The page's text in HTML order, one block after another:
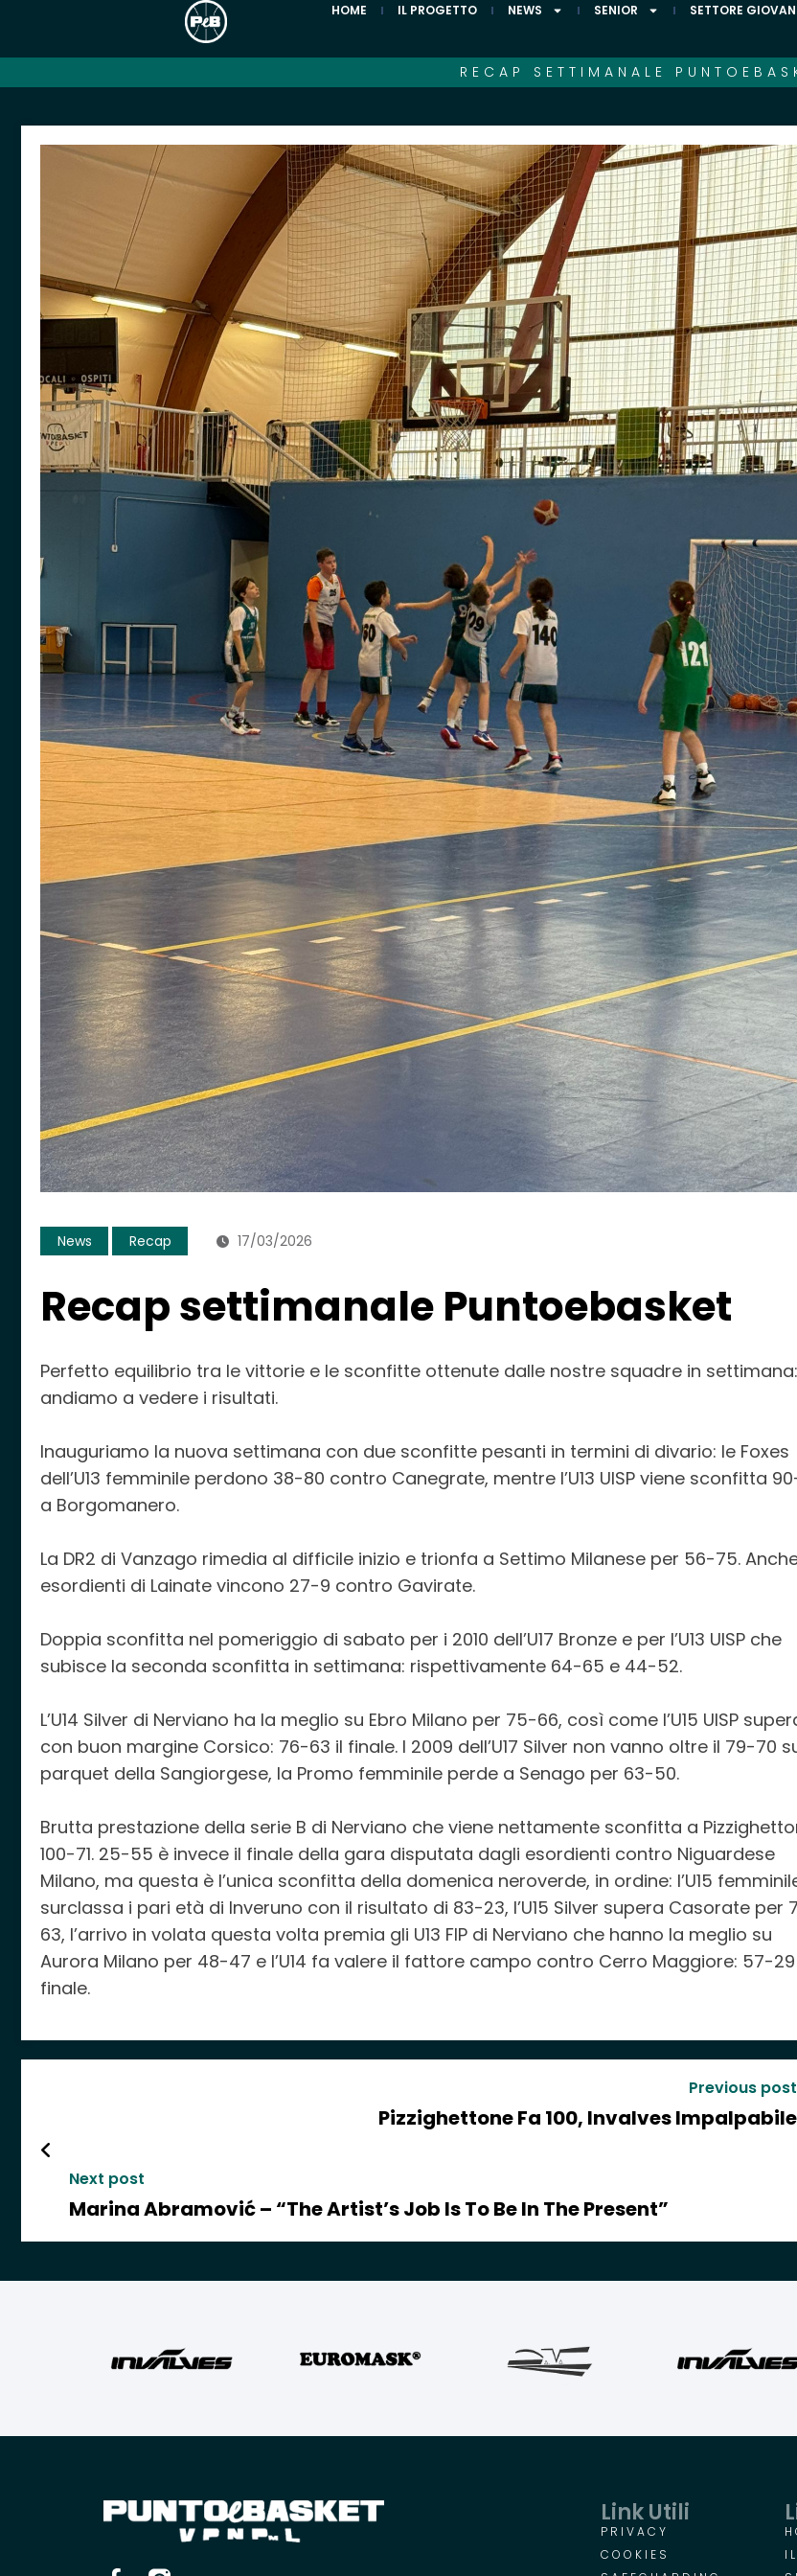
HOME IL PROGETTO NEWS SENIOR SETTORE
RECAP SETTIMANALE
News Recap 17/03/2026
Recap settimanale Puntoebasket
Perfetto equilibrio tra le vittorie e le sconfitte ottenute dalle nostre squadre in settimana:
andiamo a vedere i risultati.
Inauguriamo la nuova settimana con due sconfitte pesanti in termini di divario: le Foxes
dell’U13 femminile perdono 38-80 contro Canegrate, mentre l’U13 UISP viene sconfitta
a Borgomanero.
La DR2 di Vanzago rimedia al difficile inizio e trionfa a Settimo Milanese per 56-75.
esordienti di Lainate vincono 27-9 contro Gavirate.
Doppia sconfitta nel pomeriggio di sabato per i 2010 dell’U17 Bronze e per l’U13 UISP che
subisce la seconda sconfitta in settimana: rispettivamente 64-65 e 44-52.
L’U14 Silver di Nerviano ha la meglio su Ebro Milano per 75-66, così come l’U15 UISP
con buon margine Corsico: 76-63 il finale. I 2009 dell’U17 Silver non vanno oltre il 79-70
parquet della Sangiorgese, la Promo femminile perde a Senago per 63-50.
Brutta prestazione della serie B di Nerviano che viene nettamente sconfitta a
100-71. 25-55 è invece il finale della gara disputata dagli esordienti contro Niguardese
Milano, ma questa è l’unica sconfitta della domenica neroverde, in ordine: l’U15
surclassa i pari età di Inveruno con il risultato di 83-23, l’U15 Silver supera Casorate per
63, l’arrivo in volata questa volta premia gli U13 FIP di Nerviano che hanno la meglio su
Aurora Milano per 48-47 e l’U14 fa valere il fattore campo contro Cerro Maggiore: 57-29
finale.
Previous post
Pizzighettone Fa 100, Invalves Impalpabile
Next post
Marina Abramović – “The Artist’s Job Is To Be In The Present”
Link Utili
PRIVACY
COOKIES